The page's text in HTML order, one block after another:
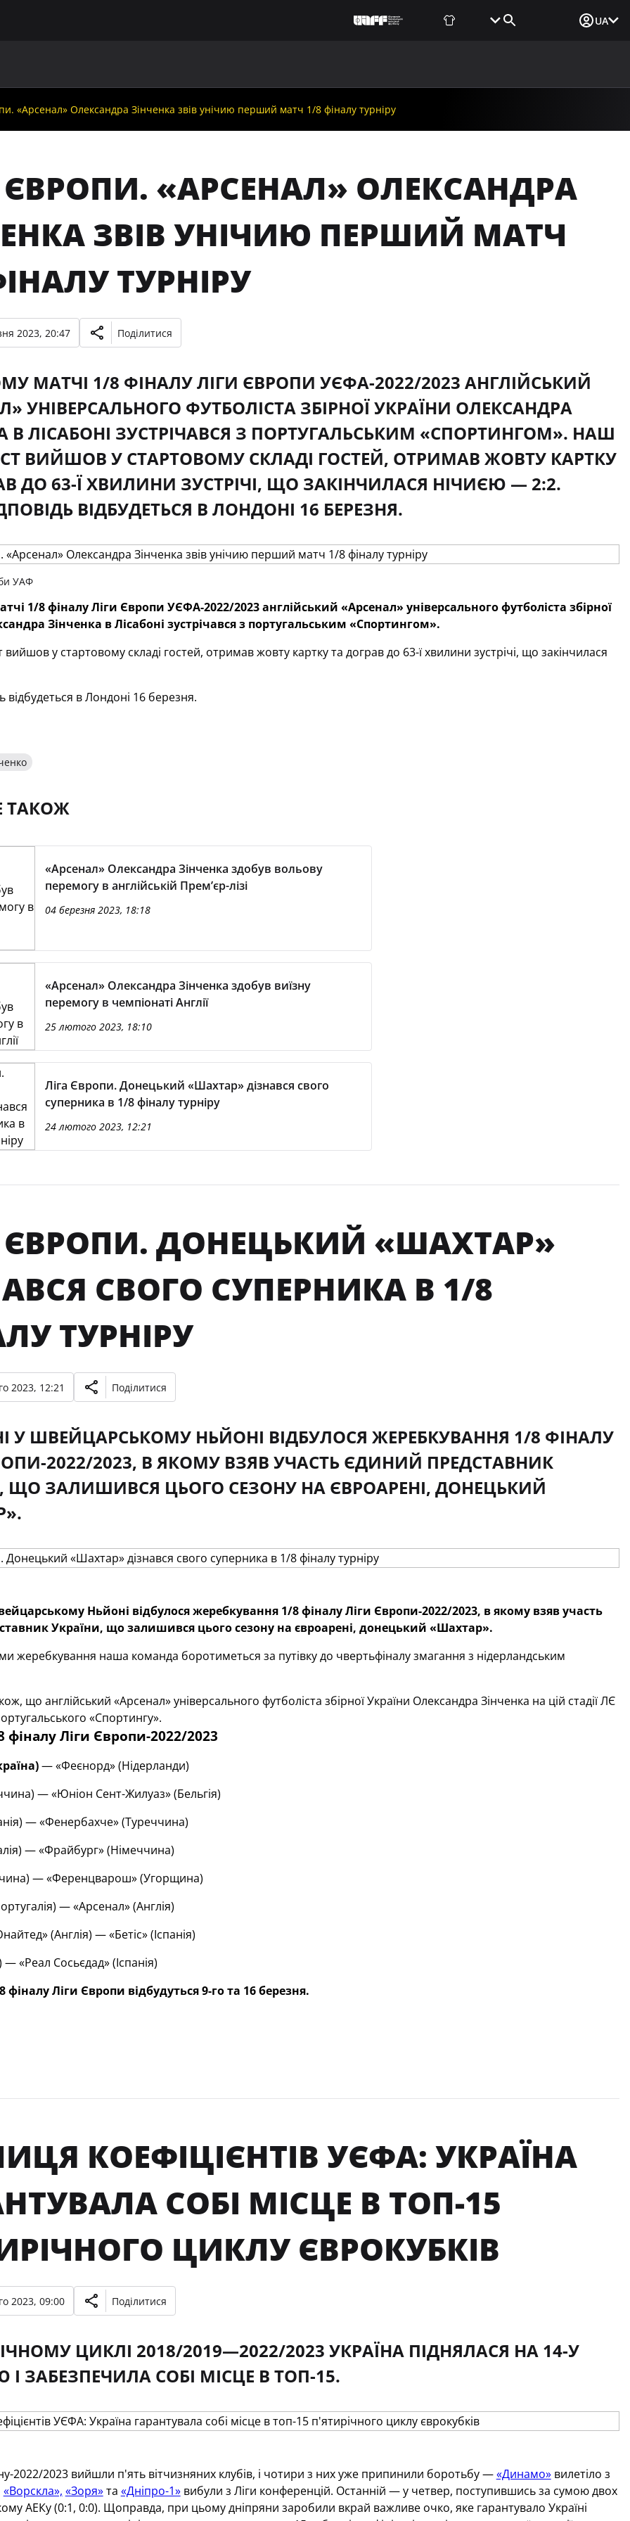
UA
«Арсенал» Олександра Зінченка звів унічию перший матч 1/8 фіналу турніру
ЄВРОПИ. «АРСЕНАЛ» ОЛЕКСАНДРА
ЗВІВ УНІЧИЮ ПЕРШИЙ МАТЧ
ТУРНІРУ
2023, 20:47 Поділитися
МАТЧІ 1/8 ФІНАЛУ ЛІГИ ЄВРОПИ УЄФА-2022/2023 АНГЛІЙСЬКИЙ
УНІВЕРСАЛЬНОГО ФУТБОЛІСТА ЗБІРНОЇ УКРАЇНИ ОЛЕКСАНДРА
В ЛІСАБОНІ ЗУСТРІЧАВСЯ З ПОРТУГАЛЬСЬКИМ «СПОРТИНГОМ». НАШ
ВИЙШОВ У СТАРТОВОМУ СКЛАДІ ГОСТЕЙ, ОТРИМАВ ЖОВТУ КАРТКУ
ДО 63-Ї ХВИЛИНИ ЗУСТРІЧІ, ЩО ЗАКІНЧИЛАСЯ НІЧИЄЮ — 2:2.
ВІДБУДЕТЬСЯ В ЛОНДОНІ 16 БЕРЕЗНЯ.
УАФ
1/8 фіналу Ліги Європи УЄФА-2022/2023 англійський «Арсенал» універсального футболіста збірної
Зінченка в Лісабоні зустрічався з португальським «Спортингом».
у стартовому складі гостей, отримав жовту картку та дограв до 63-ї хвилини зустрічі, що закінчилася
відбудеться в Лондоні 16 березня.
ТАКОЖ
«Арсенал» Олександра Зінченка здобув вольову
перемогу в англійській Прем’єр-лізі
04 березня 2023, 18:18
«Арсенал» Олександра Зінченка здобув виїзну
перемогу в чемпіонаті Англії
25 лютого 2023, 18:10
Ліга Європи. Донецький «Шахтар» дізнався свого
суперника в 1/8 фіналу турніру
24 лютого 2023, 12:21
ЄВРОПИ. ДОНЕЦЬКИЙ «ШАХТАР»
СВОГО СУПЕРНИКА В 1/8
ТУРНІРУ
2023, 12:21 Поділитися
У ШВЕЙЦАРСЬКОМУ НЬЙОНІ ВІДБУЛОСЯ ЖЕРЕБКУВАННЯ 1/8 ФІНАЛУ
2022/2023, В ЯКОМУ ВЗЯВ УЧАСТЬ ЄДИНИЙ ПРЕДСТАВНИК
ЩО ЗАЛИШИВСЯ ЦЬОГО СЕЗОНУ НА ЄВРОАРЕНІ, ДОНЕЦЬКИЙ
Ньйоні відбулося жеребкування 1/8 фіналу Ліги Європи-2022/2023, в якому взяв участь
України, що залишився цього сезону на євроарені, донецький «Шахтар».
жеребкування наша команда боротиметься за путівку до чвертьфіналу змагання з нідерландським
що англійський «Арсенал» універсального футболіста збірної України Олександра Зінченка на цій стадії ЛЄ
«Спортингу».
фіналу Ліги Європи-2022/2023
— «Феєнорд» (Нідерланди)
— «Юніон Сент-Жилуаз» (Бельгія)
— «Фенербахче» (Туреччина)
— «Фрайбург» (Німеччина)
— «Ференцварош» (Угорщина)
— «Арсенал» (Англія)
(Англія) — «Бетіс» (Іспанія)
— «Реал Сосьєдад» (Іспанія)
Ліги Європи відбудуться 9-го та 16 березня.
КОЕФІЦІЄНТІВ УЄФА: УКРАЇНА
СОБІ МІСЦЕ В ТОП-15
ЦИКЛУ ЄВРОКУБКІВ
2023, 09:00 Поділитися
ЦИКЛІ 2018/2019—2022/2023 УКРАЇНА ПІДНЯЛАСЯ НА 14-У
ЗАБЕЗПЕЧИЛА СОБІ МІСЦЕ В ТОП-15.
2022/2023 вийшли п'ять вітчизняних клубів, і чотири з них уже припинили боротьбу —«Динамо»вилетіло з
«Ворскла», «Зоря»та «Дніпро-1»вибули з Ліги конференцій. Останній — у четвер, поступившись за сумою двох
АЕКу (0:1, 0:0). Щоправда, при цьому дніпряни заробили вкрай важливе очко, яке гарантувало Україні